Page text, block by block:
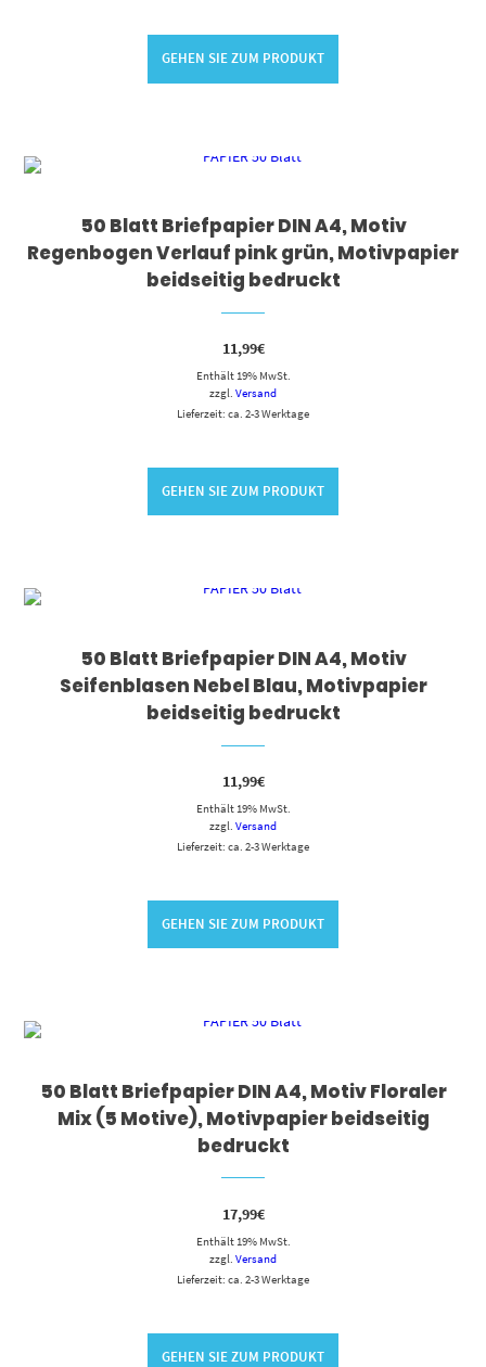
GEHEN SIE ZUM PRODUKT
50 Blatt Briefpapier DIN A4, Motiv
Regenbogen Verlauf pink grün, Motivpapier
beidseitig bedruckt
11,99€
Enthält 19% MwSt.
zzgl. Versand
Lieferzeit: ca. 2-3 Werktage
GEHEN SIE ZUM PRODUKT
50 Blatt Briefpapier DIN A4, Motiv
Seifenblasen Nebel Blau, Motivpapier
beidseitig bedruckt
11,99€
Enthält 19% MwSt.
zzgl. Versand
Lieferzeit: ca. 2-3 Werktage
GEHEN SIE ZUM PRODUKT
50 Blatt Briefpapier DIN A4, Motiv Floraler
Mix (5 Motive), Motivpapier beidseitig
bedruckt
17,99€
Enthält 19% MwSt.
zzgl. Versand
Lieferzeit: ca. 2-3 Werktage
GEHEN SIE ZUM PRODUKT